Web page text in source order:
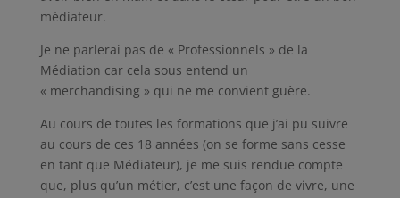
médiateur.
Je ne parlerai pas de « Professionnels » de la
Médiation car cela sous entend un
« merchandising » qui ne me convient guère.
Au cours de toutes les formations que j’ai pu suivre
au cours de ces 18 années (on se forme sans cesse
en tant que Médiateur), je me suis rendue compte
que, plus qu’un métier, c’est une façon de vivre, une